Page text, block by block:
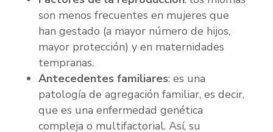
son menos frecuentes en mujeres que
han gestado (a mayor número de hijos,
mayor protección) y en maternidades
tempranas.
Antecedentes familiares: es una
patología de agregación familiar, es decir,
que es una enfermedad genética
compleja o multifactorial. Así, su